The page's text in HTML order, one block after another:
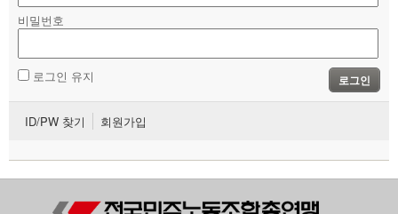
비밀번호
로그인 유지 로그인
ID/PW 찾기 회원가입
- 찾아보기
- 전국 노동상담소 안내
자료
부설기관